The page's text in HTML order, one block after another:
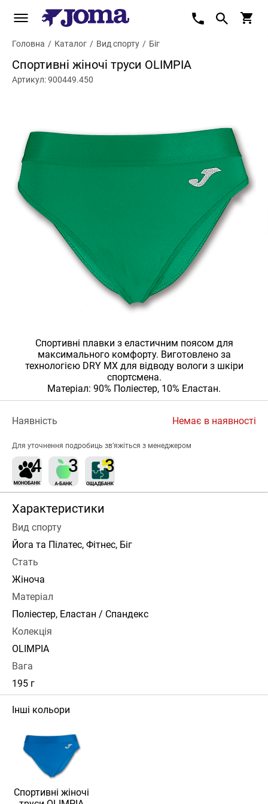
Головна / Каталог / Вид спорту / Біг
Спортивні жіночі труси OLIMPIA
Артикул: 900449.450
Спортивні плавки з еластичним поясом для
максимального комфорту. Виготовлено за
технологією DRY MX для відводу вологи з шкіри
спортсмена.
Матеріал: 90% Поліестер, 10% Еластан.
Наявність Немає в наявності
Для уточнення подробиць зв’яжіться з менеджером
Характеристики
Вид спорту
Йога та Пілатес, Фітнес, Біг
Стать
Жіноча
Матеріал
Поліестер, Еластан / Спандекс
Колекція
OLIMPIA
Вага
195 г
Інші кольори
Спортивні жіночі